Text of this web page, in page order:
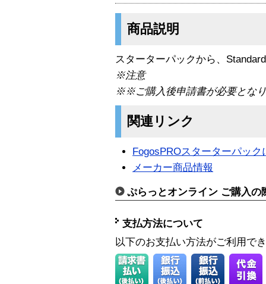
商品説明
スターターパックから、
※注意
※※ご購入後申請書が必要とな
関連リンク
FogosPROスターターパッ
メーカー商品情報
ぷらっとオンライン ご購入の
支払方法について
以下のお支払い方法がご利用で